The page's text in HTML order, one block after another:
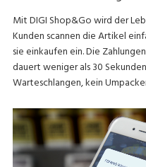
Mit DIGI Shop&Go wird der
Kunden scannen die Artikel
sie einkaufen ein. Die
dauert weniger als 30
Warteschlangen, kein